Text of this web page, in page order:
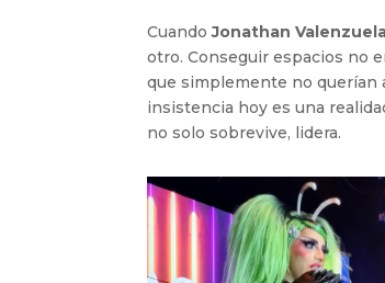
CuandoJonathan
otro. Conseguir espacios no
que simplemente no querían
insistencia hoy es una
no solo sobrevive, lidera.